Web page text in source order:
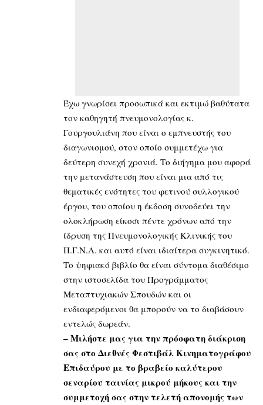
Έχω γνωρίσει προσωπικά και εκτιμώ βαθύτατα
τον καθηγητή πνευμονολογίας κ.
Γουργουλιάνη που είναι ο εμπνευστής του
διαγωνισμού, στον οποίο συμμετέχω για
δεύτερη συνεχή χρονιά. Το διήγημα μου αφορά
την μετανάστευση που είναι μια από τις
θεματικές ενότητες του φετινού συλλογικού
έργου, του οποίου η έκδοση συνοδεύει την
ολοκλήρωση είκοσι πέντε χρόνων από την
ίδρυση της Πνευμονολογικής Κλινικής του
Π.Γ.Ν.Λ. και αυτό είναι ιδιαίτερα συγκινητικό.
Το ψηφιακό βιβλίο θα είναι σύντομα διαθέσιμο
στην ιστοσελίδα του Προγράμματος
Μεταπτυχιακών Σπουδών και οι
ενδιαφερόμενοι θα μπορούν να το διαβάσουν
εντελώς δωρεάν.
– Μιλήστε μας για την πρόσφατη διάκριση
σας στο Διεθνές Φεστιβάλ Κινηματογράφου
Επιδαύρου με το βραβείο καλύτερου
σεναρίου ταινίας μικρού μήκους και την
συμμετοχή σας στην τελετή απονομής των